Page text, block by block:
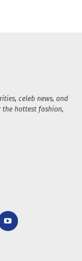
celeb news, and
the hottest fashion,